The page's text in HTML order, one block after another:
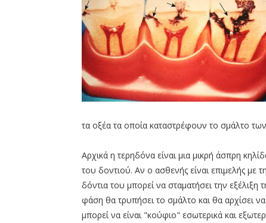
τα οξέα τα οποία καταστρέφουν το σμάλτο
Αρχικά η τερηδόνα είναι μια μικρή άσπρη
του δοντιού. Αν ο ασθενής είναι επιμελής με
δόντια του μπορεί να σταματήσει την
φάση θα τρυπήσει το σμάλτο και θα αρχίσει
μπορεί να είναι "κούφιο" εσωτερικά και